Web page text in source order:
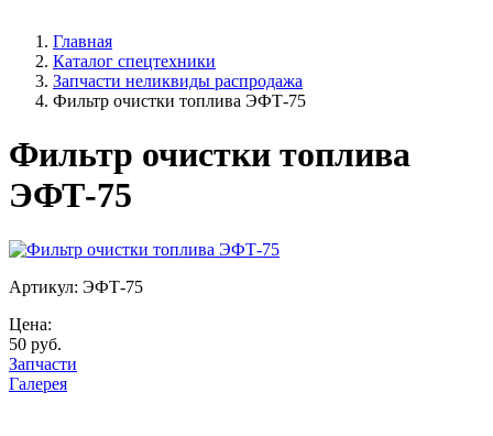
Главная
Каталог спецтехники
Запчасти неликвиды распродажа
Фильтр очистки топлива ЭФТ-75
Фильтр очистки топлива
ЭФТ-75
Артикул: ЭФТ-75
Цена:
50 руб.
Запчасти
Галерея